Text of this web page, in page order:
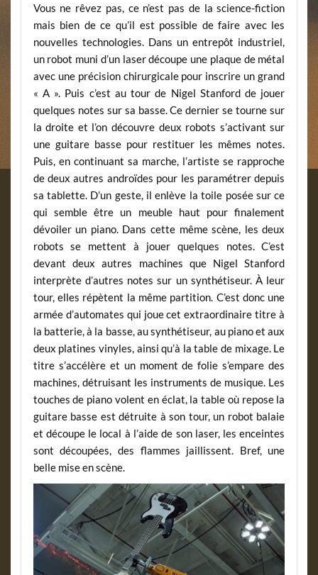
Vous ne rêvez pas, ce n’est pas de la science-fiction
mais bien de ce qu’il est possible de faire avec les
nouvelles technologies. Dans un entrepôt industriel,
un robot muni d’un laser découpe une plaque de métal
avec une précision chirurgicale pour inscrire un grand
« A ». Puis c’est au tour de Nigel Stanford de jouer
quelques notes sur sa basse. Ce dernier se tourne sur
la droite et l’on découvre deux robots s’activant sur
une guitare basse pour restituer les mêmes notes.
Puis, en continuant sa marche, l’artiste se rapproche
de deux autres androïdes pour les paramétrer depuis
sa tablette. D’un geste, il enlève la toile posée sur ce
qui semble être un meuble haut pour finalement
dévoiler un piano. Dans cette même scène, les deux
robots se mettent à jouer quelques notes. C’est
devant deux autres machines que Nigel Stanford
interprète d’autres notes sur un synthétiseur. À leur
tour, elles répètent la même partition. C’est donc une
armée d’automates qui joue cet extraordinaire titre à
la batterie, à la basse, au synthétiseur, au piano et aux
deux platines vinyles, ainsi qu’à la table de mixage. Le
titre s’accélère et un moment de folie s’empare des
machines, détruisant les instruments de musique. Les
touches de piano volent en éclat, la table où repose la
guitare basse est détruite à son tour, un robot balaie
et découpe le local à l’aide de son laser, les enceintes
sont découpées, des flammes jaillissent. Bref, une
belle mise en scène.